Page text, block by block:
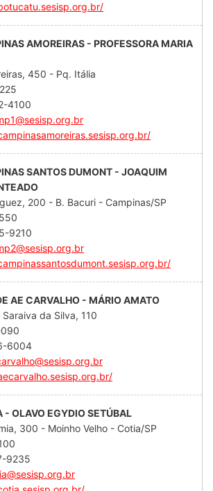
AMOREIRAS - PROFESSORA MARIA
450 - Pq. Itália
4100
SANTOS DUMONT - JOAQUIM
200 - B. Bacuri - Campinas/SP
9210
AE CARVALHO - MÁRIO AMATO
da Silva, 110
6004
- OLAVO EGYDIO SETÚBAL
300 - Moinho Velho - Cotia/SP
9235